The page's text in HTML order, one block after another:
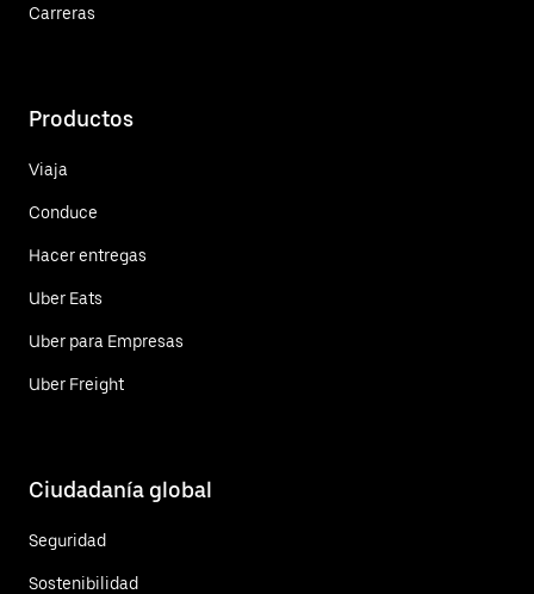
Carreras
Productos
Viaja
Conduce
Hacer entregas
Uber Eats
Uber para Empresas
Uber Freight
Ciudadanía global
Seguridad
Sostenibilidad